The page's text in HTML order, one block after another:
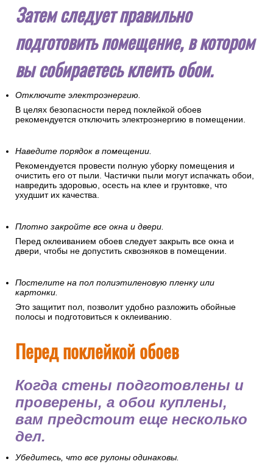
Затем следует правильно
подготовить помещение, в котором
вы собираетесь клеить обои.
Отключите электроэнергию.
В целях безопасности перед поклейкой обоев
рекомендуется отключить электроэнергию в помещении.
Наведите порядок в помещении.
Рекомендуется провести полную уборку помещения и
очистить его от пыли. Частички пыли могут испачкать обои,
навредить здоровью, осесть на клее и грунтовке, что
ухудшит их качества.
Плотно закройте все окна и двери.
Перед оклеиванием обоев следует закрыть все окна и
двери, чтобы не допустить сквозняков в помещении.
Постелите на пол полиэтиленовую пленку или
картонки.
Это защитит пол, позволит удобно разложить обойные
полосы и подготовиться к оклеиванию.
Перед поклейкой обоев
Когда стены подготовлены и
проверены, а обои куплены,
вам предстоит еще несколько
дел.
Убедитесь, что все рулоны одинаковы.